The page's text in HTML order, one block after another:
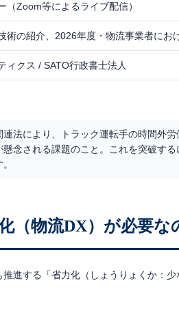
（Zoom等によるライブ配信）
術の紹介、2026年度・物流事業者にお
ィクス / SATO行政書士法人
法により、トラック運転手の時間外
念される課題のこと。これを突破す
（物流DX）が必要な
進する 「省力化（しょうりょくか：